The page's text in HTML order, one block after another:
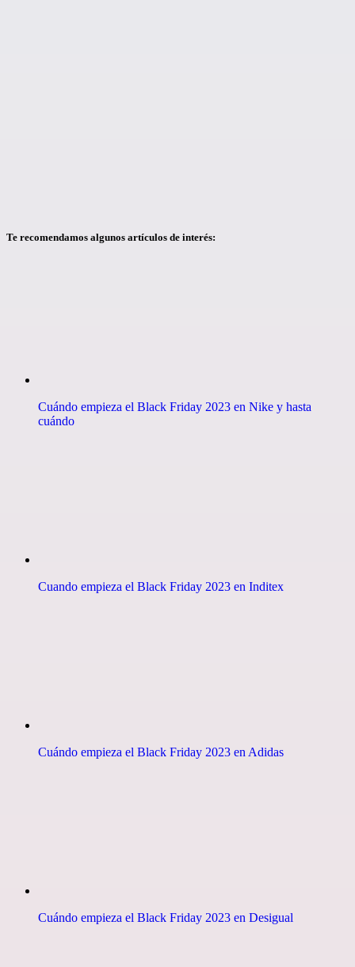
Te recomendamos algunos artículos de interés:
Cuándo empieza el Black Friday 2023 en Nike y hasta
cuándo
Cuando empieza el Black Friday 2023 en Inditex
Cuándo empieza el Black Friday 2023 en Adidas
Cuándo empieza el Black Friday 2023 en Desigual